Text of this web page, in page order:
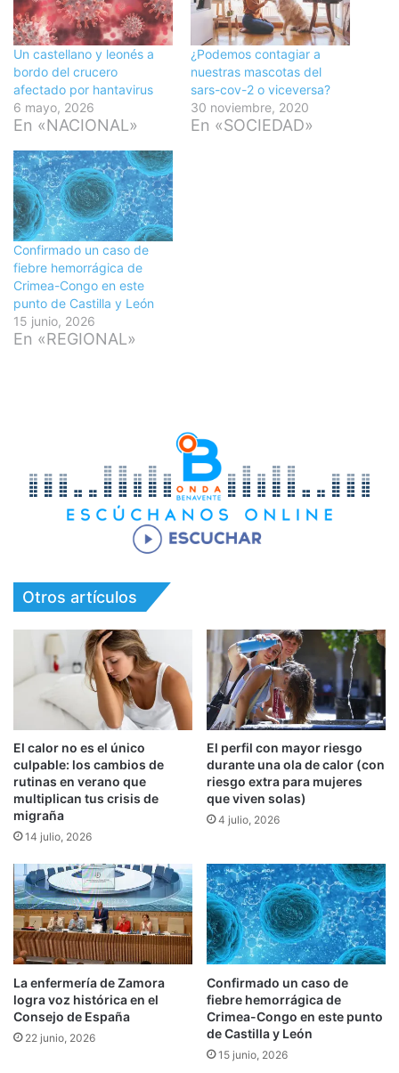
Un castellano y leonés a
bordo del crucero
afectado por hantavirus
6 mayo, 2026
En «NACIONAL»
¿Podemos contagiar a
nuestras mascotas del
sars-cov-2 o viceversa?
30 noviembre, 2020
En «SOCIEDAD»
Confirmado un caso de
fiebre hemorrágica de
Crimea-Congo en este
punto de Castilla y León
15 junio, 2026
En «REGIONAL»
Otros artículos
El calor no es el único
culpable: los cambios de
rutinas en verano que
multiplican tus crisis de
migraña
14 julio, 2026
El perfil con mayor riesgo
durante una ola de calor (con
riesgo extra para mujeres
que viven solas)
4 julio, 2026
La enfermería de Zamora
logra voz histórica en el
Consejo de España
22 junio, 2026
Confirmado un caso de
fiebre hemorrágica de
Crimea-Congo en este punto
de Castilla y León
15 junio, 2026